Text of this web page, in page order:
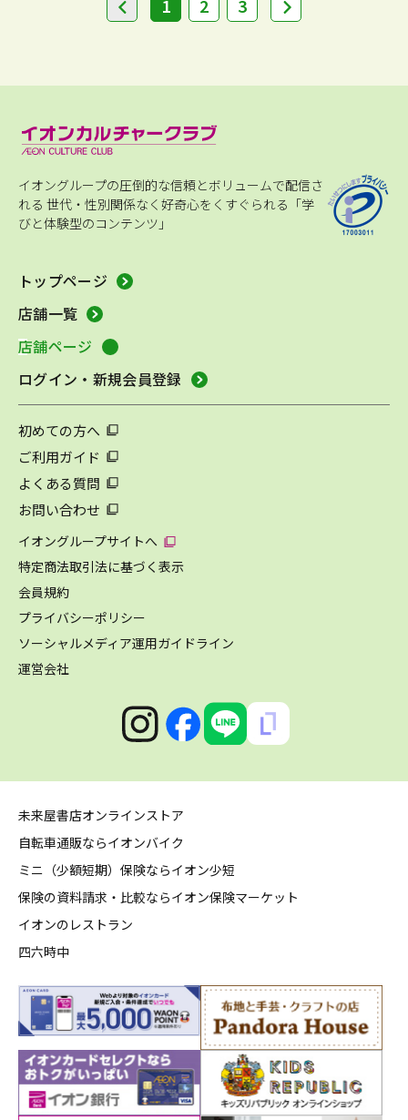
1 2 3
イオングループの圧倒的な信頼とボリュームで配信さ
れる 世代・性別関係なく好奇心をくすぐられる「学
びと体験型のコンテンツ」
トップページ
店舗一覧
店舗ページ
ログイン・新規会員登録
初めての方へ
ご利用ガイド
よくある質問
お問い合わせ
イオングループサイトへ
特定商法取引法に基づく表示
会員規約
プライバシーポリシー
ソーシャルメディア運用ガイドライン
運営会社
未来屋書店オンラインストア
自転車通販ならイオンバイク
ミニ（少額短期）保険ならイオン少短
保険の資料請求・比較ならイオン保険マーケット
イオンのレストラン
四六時中